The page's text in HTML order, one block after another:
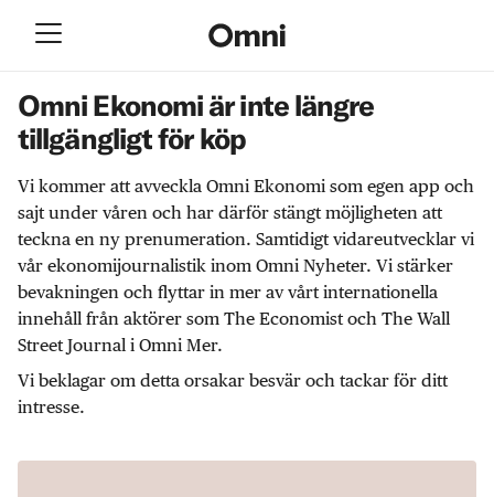
Omni Ekonomi är inte längre
tillgängligt för köp
Vi kommer att avveckla Omni Ekonomi som egen app och
sajt under våren och har därför stängt möjligheten att
teckna en ny prenumeration. Samtidigt vidareutvecklar vi
vår ekonomijournalistik inom Omni Nyheter. Vi stärker
bevakningen och flyttar in mer av vårt internationella
innehåll från aktörer som The Economist och The Wall
Street Journal i Omni Mer.
Vi beklagar om detta orsakar besvär och tackar för ditt
intresse.